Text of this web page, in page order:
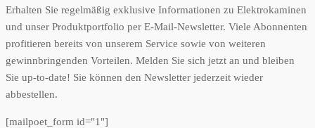
Erhalten Sie regelmäßig exklusive Informationen zu Elektrokaminen
und unser Produktportfolio per E-Mail-Newsletter. Viele Abonnenten
profitieren bereits von unserem Service sowie von weiteren
gewinnbringenden Vorteilen. Melden Sie sich jetzt an und bleiben
Sie up-to-date! Sie können den Newsletter jederzeit wieder
abbestellen.
[mailpoet_form id="1"]